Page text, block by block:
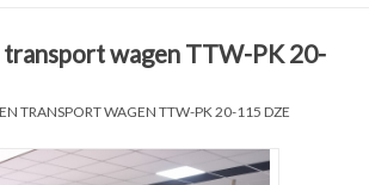
transport wagen TTW-PK 20-
TRANSPORT WAGEN TTW-PK 20-115 DZE